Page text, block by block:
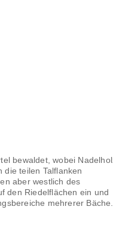
bewaldet, wobei
die teilen Talflanken
aber westlich des
den Riedelflächen ein und
mehrerer Bäche.